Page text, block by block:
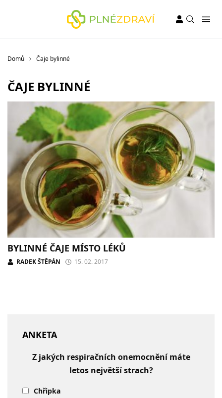
Domů Čaje bylinné
ČAJE BYLINNÉ
BYLINNÉ ČAJE MÍSTO LÉKŮ
RADEK ŠTĚPÁN 15. 02. 2017
ANKETA
Z jakých respiračních onemocnění máte
letos největší strach?
Chřipka